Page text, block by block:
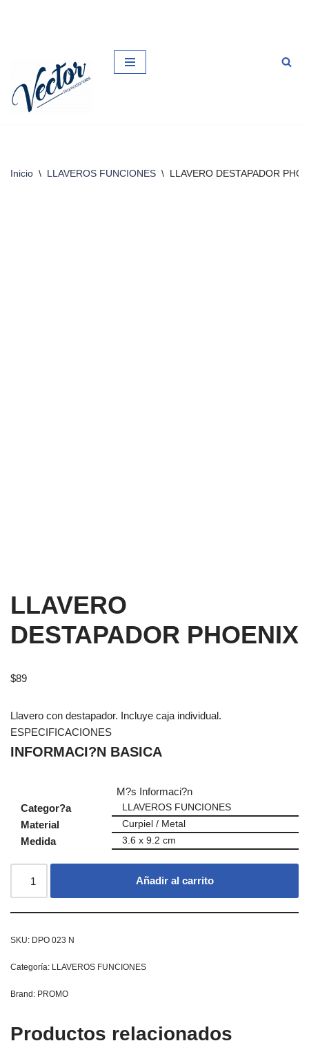
contenido
Inicio \ LLAVEROS FUNCIONES \ LLAVERO DESTAPADOR
LLAVERO
DESTAPADOR PHOENIX
$89
Llavero con destapador. Incluye caja individual.
ESPECIFICACIONES
INFORMACI?N BASICA
M?s Informaci?n
Categor?a
LLAVEROS FUNCIONES
Material Curpiel / Metal
Medida 3.6 x 9.2 cm
Añadir al carrito
SKU: DPO 023 N
Categoría: LLAVEROS FUNCIONES
Brand: PROMO
Productos relacionados